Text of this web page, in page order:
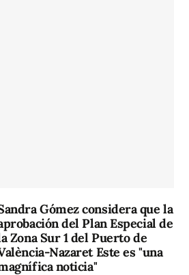
Gómez considera que la
del Plan Especial de
Zona Sur 1 del Puerto de
Nazaret Este es "una
noticia"